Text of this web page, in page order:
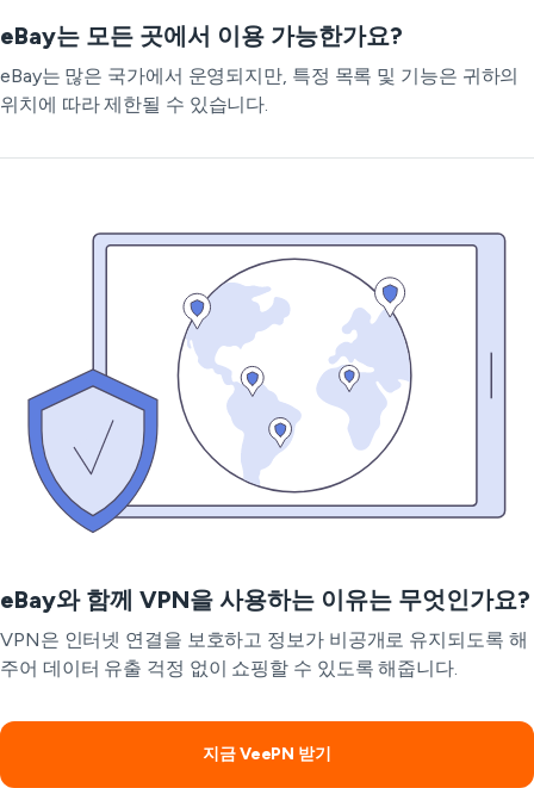
eBay는 모든 곳에서 이용 가능한가요?
eBay는 많은 국가에서 운영되지만, 특정 목록 및 기능은 귀하의
위치에 따라 제한될 수 있습니다.
eBay와 함께 VPN을 사용하는 이유는 무엇인가요?
VPN은 인터넷 연결을 보호하고 정보가 비공개로 유지되도록 해
주어 데이터 유출 걱정 없이 쇼핑할 수 있도록 해줍니다.
지금 VeePN 받기